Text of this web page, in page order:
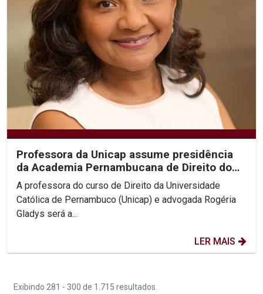
Professora da Unicap assume presidência
da Academia Pernambucana de Direito do
Trabalho
A professora do curso de Direito da Universidade
Católica de Pernambuco (Unicap) e advogada Rogéria
Gladys será a...
LER MAIS
Exibindo 281 - 300 de 1.715 resultados.